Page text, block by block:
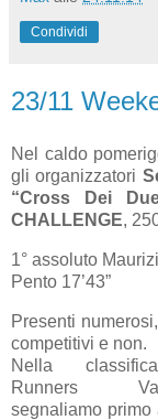
Condividi
23/11
Nel caldo
gli organizzatori
“Cross Dei
CHALLENGE,
1° assoluto
Pento 17’43”
Presenti
competitivi e non.
Nella
Runners
segnaliamo primo